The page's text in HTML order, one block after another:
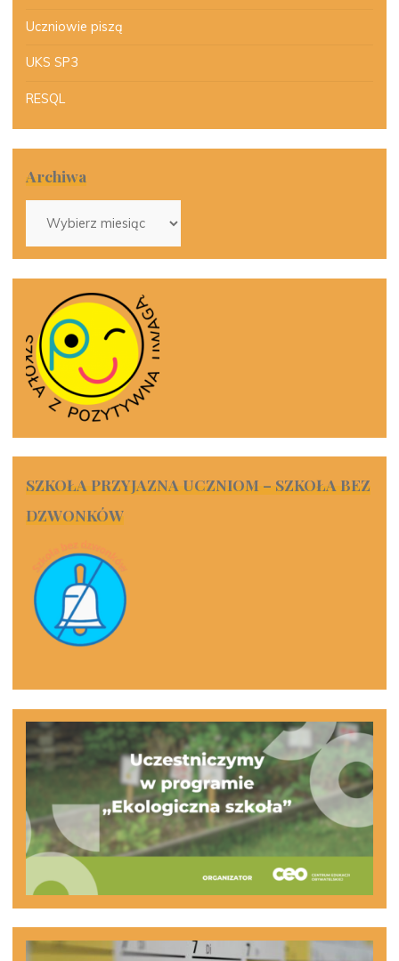
Uczniowie piszą
UKS SP3
RESQL
Archiwa
SZKOŁA PRZYJAZNA UCZNIOM – SZKOŁA BEZ
DZWONKÓW